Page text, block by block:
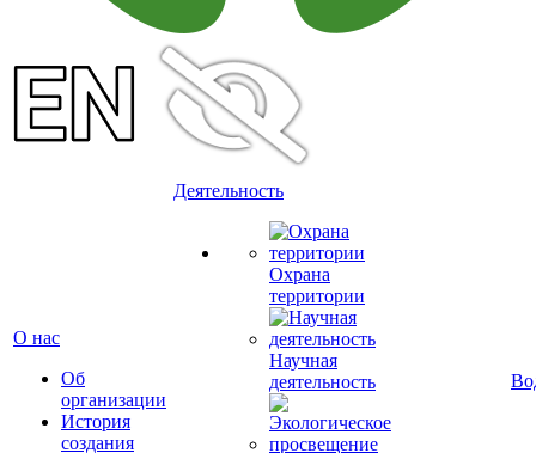
О нас
Об
организации
История
создания
Деятельность
Охрана
территории
Научная
деятельность